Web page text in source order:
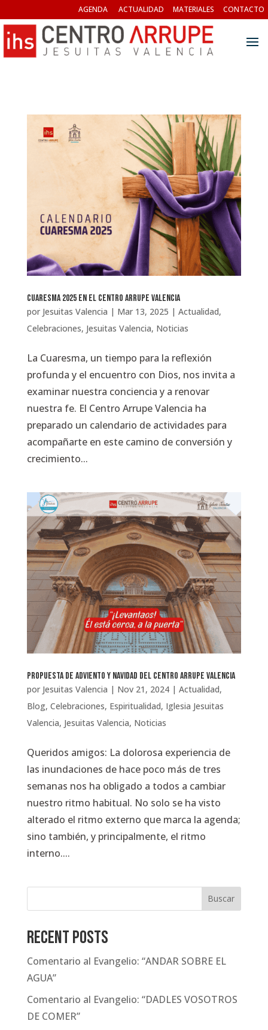
AGENDA ACTUALIDAD MATERIALES CONTACTO
Cuaresma 2025 en el Centro Arrupe Valencia
por Jesuitas Valencia | Mar 13, 2025 | Actualidad,
Celebraciones, Jesuitas Valencia, Noticias
La Cuaresma, un tiempo para la reflexión
profunda y el encuentro con Dios, nos invita a
examinar nuestra conciencia y a renovar
nuestra fe. El Centro Arrupe Valencia ha
preparado un calendario de actividades para
acompañarte en este camino de conversión y
crecimiento...
Propuesta de Adviento y Navidad del Centro Arrupe Valencia
por Jesuitas Valencia | Nov 21, 2024| Actualidad,
Blog, Celebraciones, Espiritualidad, Iglesia Jesuitas
Valencia, Jesuitas Valencia, Noticias
Queridos amigos: La dolorosa experiencia de
las inundaciones de hace poco más de tres
semanas nos ha obligado a todos a cambiar
nuestro ritmo habitual. No solo se ha visto
alterado el ritmo externo que marca la agenda;
sino también, y principalmente, el ritmo
interno....
Buscar
Recent Posts
Comentario al Evangelio: “ANDAR SOBRE EL
AGUA”
Comentario al Evangelio: “DADLES VOSOTROS
DE COMER”